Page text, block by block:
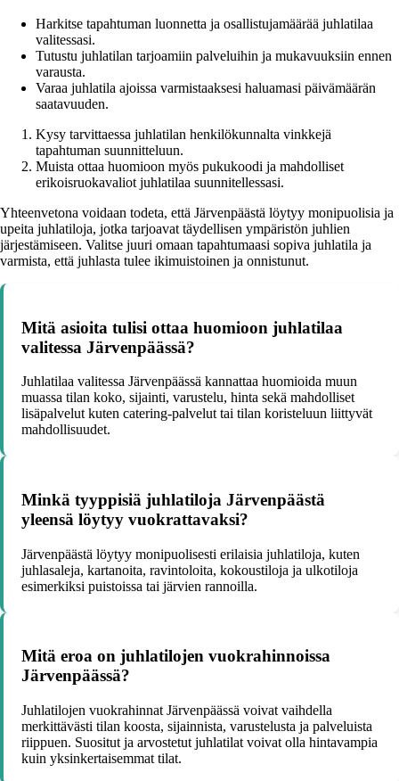
Harkitse tapahtuman luonnetta ja osallistujamäärää juhlatilaa
valitessasi.
Tutustu juhlatilan tarjoamiin palveluihin ja mukavuuksiin ennen
varausta.
Varaa juhlatila ajoissa varmistaaksesi haluamasi päivämäärän
saatavuuden.
Kysy tarvittaessa juhlatilan henkilökunnalta vinkkejä
tapahtuman suunnitteluun.
Muista ottaa huomioon myös pukukoodi ja mahdolliset
erikoisruokavaliot juhlatilaa suunnitellessasi.
Yhteenvetona voidaan todeta, että Järvenpäästä löytyy monipuolisia ja
upeita juhlatiloja, jotka tarjoavat täydellisen ympäristön juhlien
järjestämiseen. Valitse juuri omaan tapahtumaasi sopiva juhlatila ja
varmista, että juhlasta tulee ikimuistoinen ja onnistunut.
Mitä asioita tulisi ottaa huomioon juhlatilaa
valitessa Järvenpäässä?
Juhlatilaa valitessa Järvenpäässä kannattaa huomioida muun
muassa tilan koko, sijainti, varustelu, hinta sekä mahdolliset
lisäpalvelut kuten catering-palvelut tai tilan koristeluun liittyvät
mahdollisuudet.
Minkä tyyppisiä juhlatiloja Järvenpäästä
yleensä löytyy vuokrattavaksi?
Järvenpäästä löytyy monipuolisesti erilaisia juhlatiloja, kuten
juhlasaleja, kartanoita, ravintoloita, kokoustiloja ja ulkotiloja
esimerkiksi puistoissa tai järvien rannoilla.
Mitä eroa on juhlatilojen vuokrahinnoissa
Järvenpäässä?
Juhlatilojen vuokrahinnat Järvenpäässä voivat vaihdella
merkittävästi tilan koosta, sijainnista, varustelusta ja palveluista
riippuen. Suositut ja arvostetut juhlatilat voivat olla hintavampia
kuin yksinkertaisemmat tilat.